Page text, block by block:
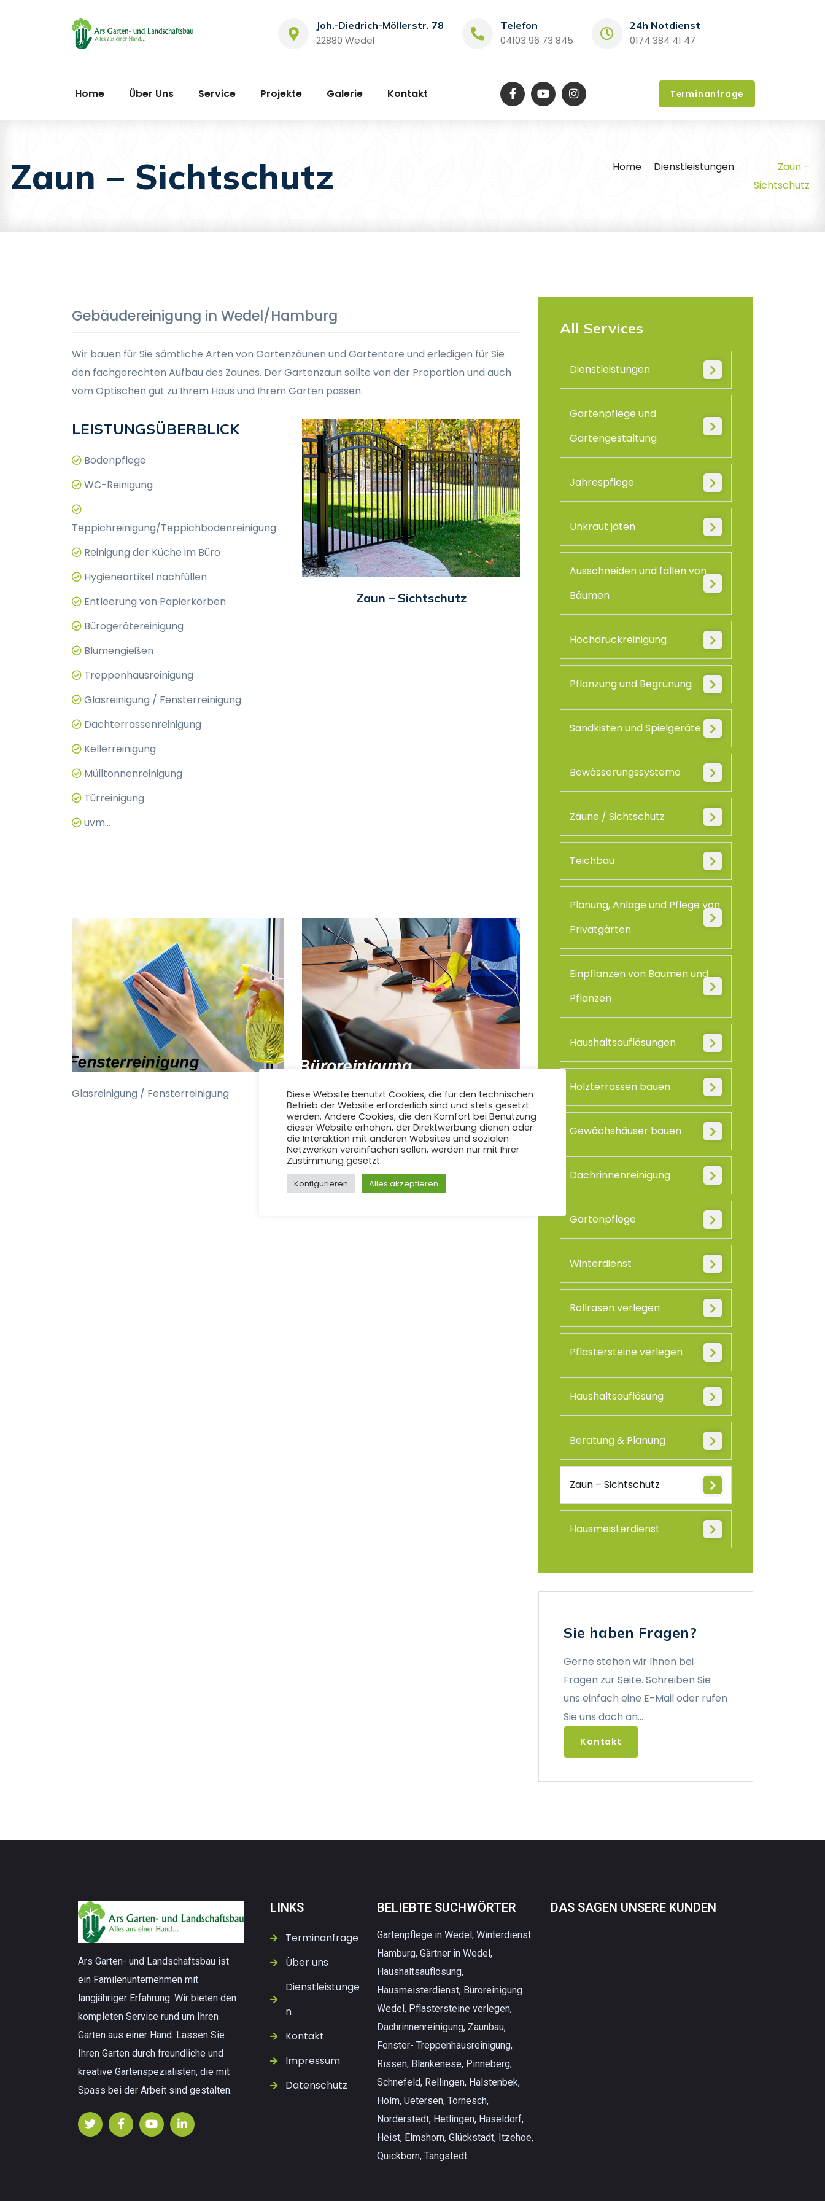
Joh.-Diedrich-Möllerstr. 78
22880 Wedel
Telefon
04103 96 73 845
24h Notdienst
0174 384 41 47
Home Über Uns Service Projekte Galerie Kontakt Terminanfrage
Zaun – Sichtschutz Home Dienstleistungen
Zaun –
Sichtschutz
All Services
Dienstleistungen
Gartenpflege und
Gartengestaltung
Jahrespflege
Unkraut jäten
Ausschneiden und fällen von
Bäumen
Hochdruckreinigung
Pflanzung und Begrünung
Sandkisten und Spielgeräte
Bewässerungssysteme
Zäune / Sichtschutz
Teichbau
Planung, Anlage und Pflege von
Privatgärten
Einpflanzen von Bäumen und
Pflanzen
Haushaltsauflösungen
Holzterrassen bauen
Gewächshäuser bauen
Dachrinnenreinigung
Gartenpflege
Winterdienst
Rollrasen verlegen
Pflastersteine verlegen
Haushaltsauflösung
Beratung & Planung
Zaun – Sichtschutz
Hausmeisterdienst
Sie haben Fragen?
Gerne stehen wir Ihnen bei
Fragen zur Seite. Schreiben Sie
uns einfach eine E-Mail oder rufen
Sie uns doch an...
Kontakt
Gebäudereinigung in Wedel/Hamburg
Wir bauen für Sie sämtliche Arten von Gartenzäunen und Gartentore und erledigen für Sie
den fachgerechten Aufbau des Zaunes. Der Gartenzaun sollte von der Proportion und auch
vom Optischen gut zu Ihrem Haus und Ihrem Garten passen.
LEISTUNGSÜBERBLICK
Bodenpflege
WC-Reinigung
Teppichreinigung/Teppichbodenreinigung
Reinigung der Küche im Büro
Hygieneartikel nachfüllen
Entleerung von Papierkörben
Bürogerätereinigung
Blumengießen
Treppenhausreinigung
Glasreinigung / Fensterreinigung
Dachterrassenreinigung
Kellerreinigung
Mülltonnenreinigung
Türreinigung
uvm...
Zaun – Sichtschutz
Glasreinigung / Fensterreinigung Gebäude-/Büroreinigung
Ars Garten- und Landschaftsbau ist
ein Familenunternehmen mit
langjähriger Erfahrung. Wir bieten den
kompleten Service rund um Ihren
Garten aus einer Hand. Lassen Sie
Ihren Garten durch freundliche und
kreative Gartenspezialisten, die mit
Spass bei der Arbeit sind gestalten.
LINKS
Terminanfrage
Über uns
Dienstleistunge
n
Kontakt
Impressum
Datenschutz
BELIEBTE SUCHWÖRTER
Gartenpflege in Wedel, Winterdienst
Hamburg, Gärtner in Wedel,
Haushaltsauflösung,
Hausmeisterdienst, Büroreinigung
Wedel, Pflastersteine verlegen,
Dachrinnenreinigung, Zaunbau,
Fenster- Treppenhausreinigung,
Rissen, Blankenese, Pinneberg,
Schnefeld, Rellingen, Halstenbek,
Holm, Uetersen, Tornesch,
Norderstedt, Hetlingen, Haseldorf,
Heist, Elmshorn, Glückstadt, Itzehoe,
Quickborn, Tangstedt
DAS SAGEN UNSERE KUNDEN
Diese Website benutzt Cookies, die für den technischen
Betrieb der Website erforderlich sind und stets gesetzt
werden. Andere Cookies, die den Komfort bei Benutzung
dieser Website erhöhen, der Direktwerbung dienen oder
die Interaktion mit anderen Websites und sozialen
Netzwerken vereinfachen sollen, werden nur mit Ihrer
Zustimmung gesetzt.
Konfigurieren Alles akzeptieren